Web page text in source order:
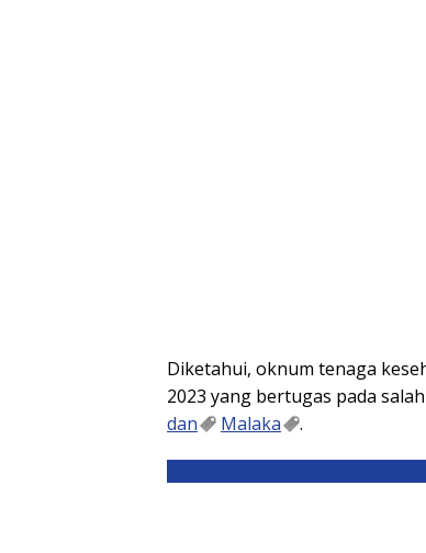
Diketahui, oknum tenaga
2023 yang bertugas pada
dan
Malaka .